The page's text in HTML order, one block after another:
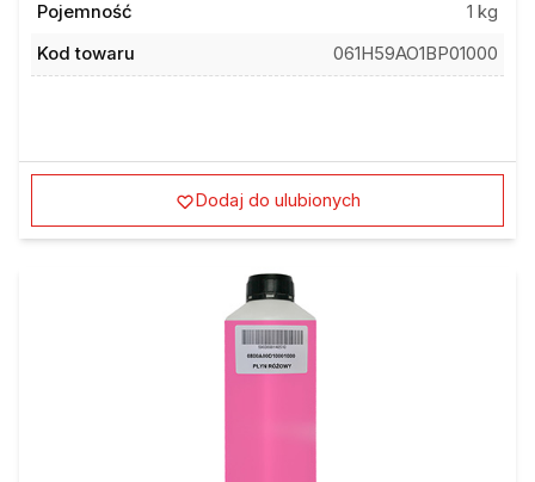
Pojemność
1 kg
Kod towaru
061H59AO1BP01000
Dodaj do ulubionych